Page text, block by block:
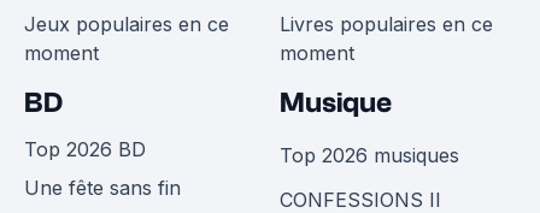
Jeux populaires en ce
moment
Livres populaires en ce
moment
BD
Top 2026 BD
Une fête sans fin
Musique
Top 2026 musiques
CONFESSIONS II